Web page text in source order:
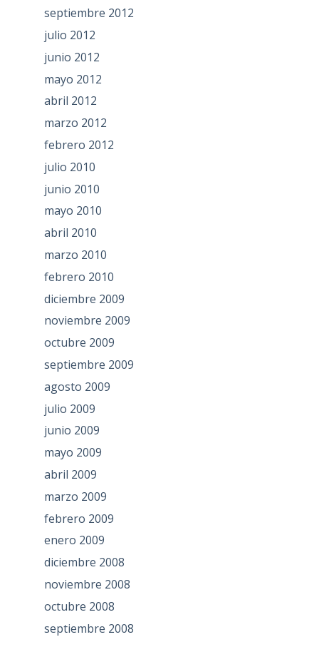
septiembre 2012
julio 2012
junio 2012
mayo 2012
abril 2012
marzo 2012
febrero 2012
julio 2010
junio 2010
mayo 2010
abril 2010
marzo 2010
febrero 2010
diciembre 2009
noviembre 2009
octubre 2009
septiembre 2009
agosto 2009
julio 2009
junio 2009
mayo 2009
abril 2009
marzo 2009
febrero 2009
enero 2009
diciembre 2008
noviembre 2008
octubre 2008
septiembre 2008